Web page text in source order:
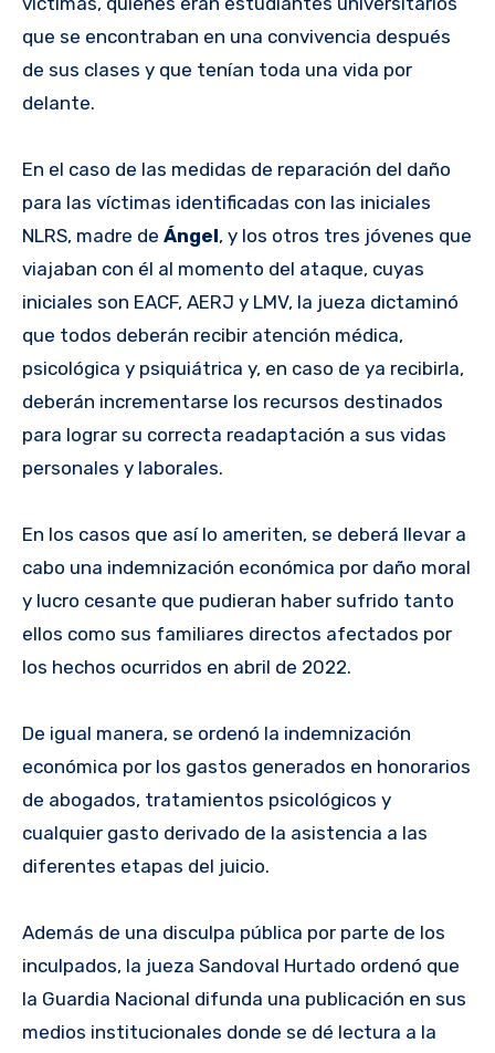
que se encontraban en una convivencia después
de sus clases y que tenían toda una vida por
delante.
En el caso de las medidas de reparación del daño
para las víctimas identificadas con las iniciales
NLRS, madre de Ángel, y los otros tres jóvenes que
viajaban con él al momento del ataque, cuyas
iniciales son EACF, AERJ y LMV, la jueza dictaminó
que todos deberán recibir atención médica,
psicológica y psiquiátrica y, en caso de ya recibirla,
deberán incrementarse los recursos destinados
para lograr su correcta readaptación a sus vidas
personales y laborales.
En los casos que así lo ameriten, se deberá llevar a
cabo una indemnización económica por daño moral
y lucro cesante que pudieran haber sufrido tanto
ellos como sus familiares directos afectados por
los hechos ocurridos en abril de 2022.
De igual manera, se ordenó la indemnización
económica por los gastos generados en honorarios
de abogados, tratamientos psicológicos y
cualquier gasto derivado de la asistencia a las
diferentes etapas del juicio.
Además de una disculpa pública por parte de los
inculpados, la jueza Sandoval Hurtado ordenó que
la Guardia Nacional difunda una publicación en sus
medios institucionales donde se dé lectura a la